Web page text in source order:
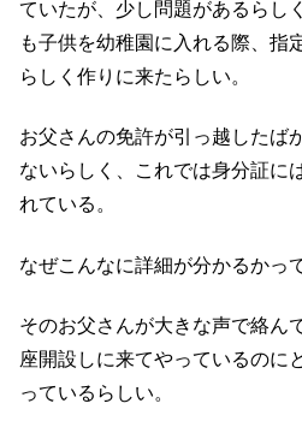
ていたが、少し問題があるらし
も子供を幼稚園に入れる際、指
らしく作りに来たらしい。
お父さんの免許が引っ越したば
ないらしく、これでは身分証に
れている。
なぜこんなに詳細が分かるかっ
そのお父さんが大きな声で絡ん
座開設しに来てやっているのに
っているらしい。